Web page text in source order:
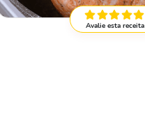
Avalie esta receita